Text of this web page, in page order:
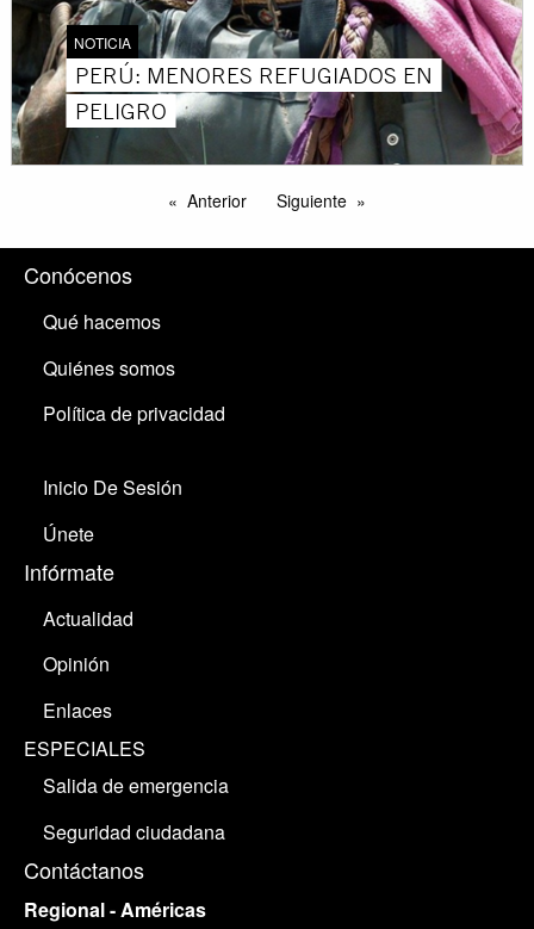
NOTICIA
PERÚ: MENORES REFUGIADOS EN
PELIGRO
Anterior Siguiente
Conócenos
Qué hacemos
Quiénes somos
Política de privacidad
Inicio De Sesión
Únete
Infórmate
Actualidad
Opinión
Enlaces
ESPECIALES
Salida de emergencia
Seguridad ciudadana
Contáctanos
Regional - Américas